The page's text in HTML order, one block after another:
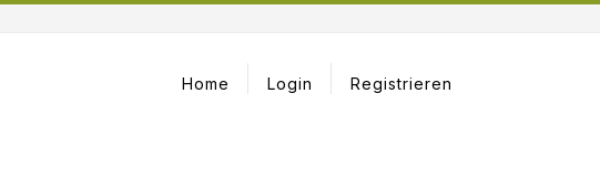
Home Login Registrieren